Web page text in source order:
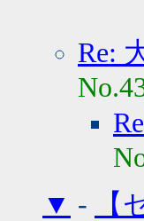
Re:
▼ -
【